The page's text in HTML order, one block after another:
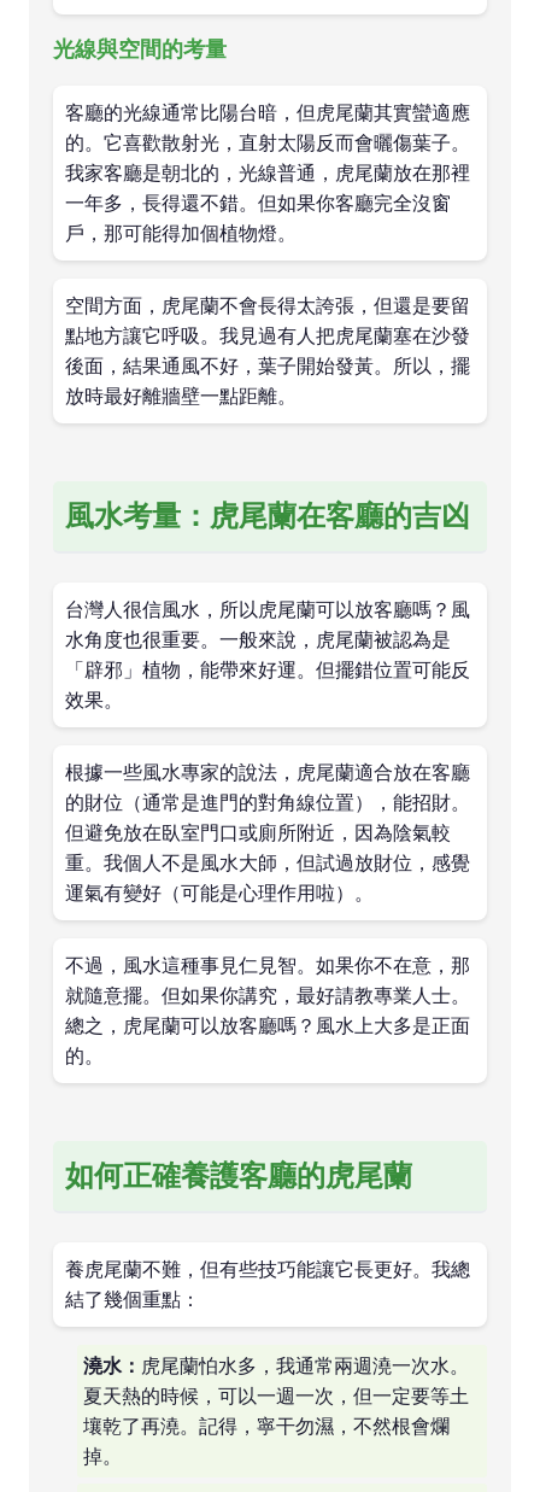
光線與空間的考量
客廳的光線通常比陽台暗，但虎尾蘭其實蠻適應
的。它喜歡散射光，直射太陽反而會曬傷葉子。
我家客廳是朝北的，光線普通，虎尾蘭放在那裡
一年多，長得還不錯。但如果你客廳完全沒窗
戶，那可能得加個植物燈。
空間方面，虎尾蘭不會長得太誇張，但還是要留
點地方讓它呼吸。我見過有人把虎尾蘭塞在沙發
後面，結果通風不好，葉子開始發黃。所以，擺
放時最好離牆壁一點距離。
風水考量：虎尾蘭在客廳的吉凶
台灣人很信風水，所以虎尾蘭可以放客廳嗎？風
水角度也很重要。一般來說，虎尾蘭被認為是
「辟邪」植物，能帶來好運。但擺錯位置可能反
效果。
根據一些風水專家的說法，虎尾蘭適合放在客廳
的財位（通常是進門的對角線位置），能招財。
但避免放在臥室門口或廁所附近，因為陰氣較
重。我個人不是風水大師，但試過放財位，感覺
運氣有變好（可能是心理作用啦）。
不過，風水這種事見仁見智。如果你不在意，那
就隨意擺。但如果你講究，最好請教專業人士。
總之，虎尾蘭可以放客廳嗎？風水上大多是正面
的。
如何正確養護客廳的虎尾蘭
養虎尾蘭不難，但有些技巧能讓它長更好。我總
結了幾個重點：
澆水： 虎尾蘭怕水多，我通常兩週澆一次水。
夏天熱的時候，可以一週一次，但一定要等土
壤乾了再澆。記得，寧干勿濕，不然根會爛
掉。